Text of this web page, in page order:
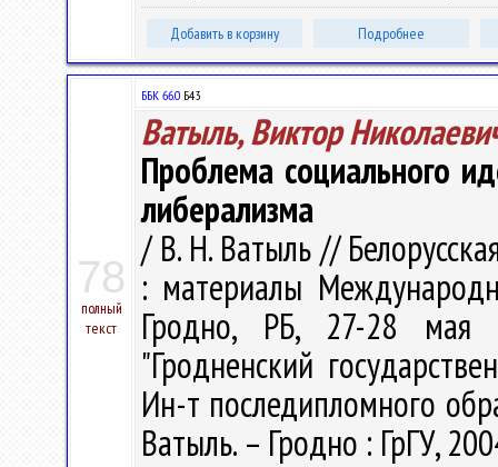
Добавить в корзину Подробнее
78
полный
текст
ББК 66.0 Б43
Ватыль, Виктор
Проблема социального
либерализма
/ В. Н. Ватыль //
: материалы
Гродно, РБ, 27-28 мая
"Гродненский
Ин-т последипломного
Ватыль. – Гродно : ГрГУ,